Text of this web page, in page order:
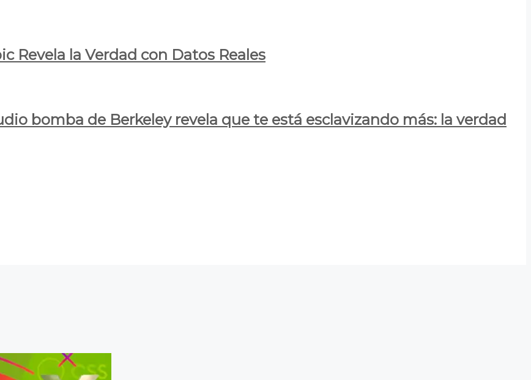
Revela la Verdad con Datos Reales
bomba de Berkeley revela que te está esclavizando más: la verdad